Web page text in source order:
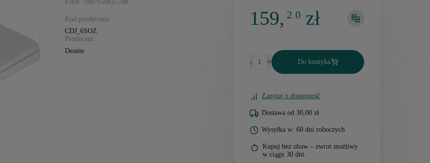
EAN: 5907650827788
Kod producenta:
CDJ_6SOZ
Producent:
Deante
159,2 0 zł
- + Do koszyka
Zapytaj o dostępność
Dostawa od 30,00 zł
Wysyłka w: 60 dni roboczych
Kupuj bez obaw – zwrot możliwy
w ciągu 30 dni.